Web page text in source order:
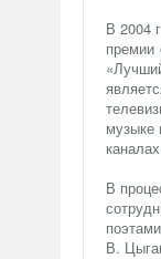
В 2004
премии
музыке
В
В.